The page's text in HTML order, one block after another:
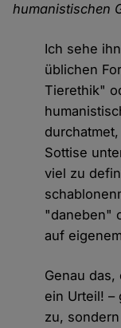
humanistischen
Ich sehe
üblichen
Tierethik"
Sottise
viel zu
"daneben"
auf
Genau
ein Urteil! –
zu,